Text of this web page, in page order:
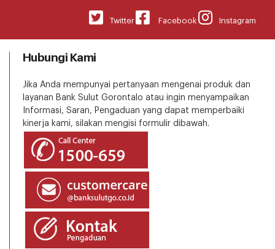
Instagram
Facebook
Twitter
Hubungi Kami
Jika Anda mempunyai pertanyaan mengenai produk dan
layanan Bank Sulut Gorontalo atau ingin menyampaikan
Informasi, Saran, Pengaduan yang dapat memperbaiki
kinerja kami, silakan mengisi formulir dibawah.